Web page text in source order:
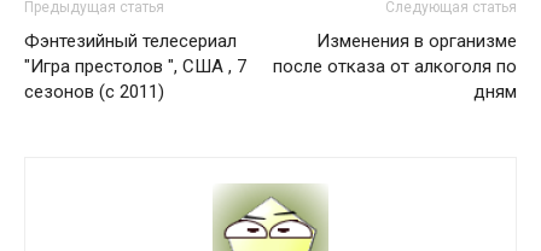
Предыдущая статья
Фэнтезийный телесериал
"Игра престолов ", США , 7
сезонов (с 2011)
Следующая статья
Изменения в организме
после отказа от алкоголя по
дням